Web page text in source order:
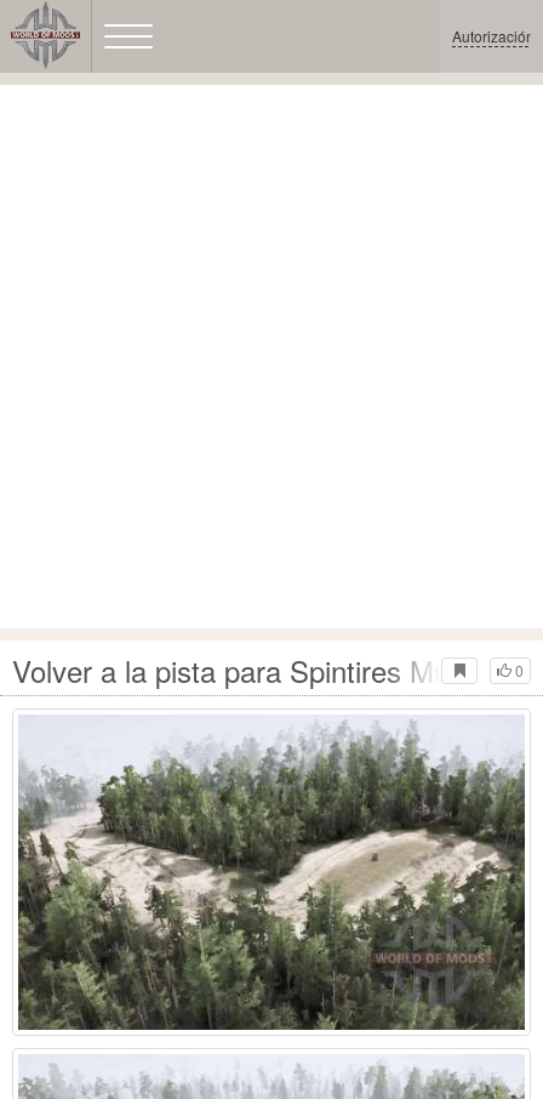
Autorización
0
Volver a la pista para Spintires